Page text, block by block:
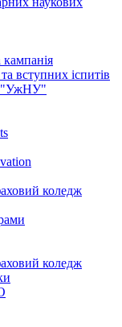
вступних іспитів
"УжНУ"
коледж
коледж